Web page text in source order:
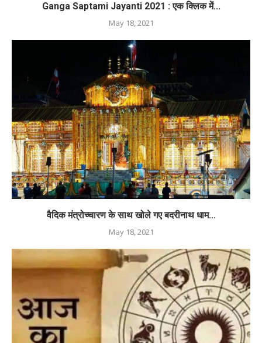
Ganga Saptami Jayanti 2021 : एक क्लिक में...
May 18, 2021
वैदिक मंत्रोच्चारण के साथ खोले गए बदरीनाथ धाम...
May 18, 2021